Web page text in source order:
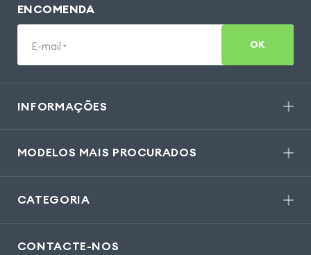
ENCOMENDA
E-mail * OK
INFORMAÇÕES
MODELOS MAIS PROCURADOS
CATEGORIA
CONTACTE-NOS